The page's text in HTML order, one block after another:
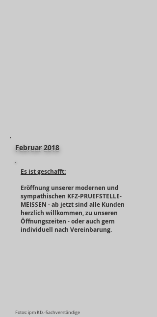
Februar 2018
Es ist geschafft:
Eröffnung unserer modernen und
sympathischen KFZ-PRUEFSTELLE-
MEISSEN - ab jetzt sind alle Kunden
herzlich willkommen, zu unseren
Öffnungszeiten - oder auch gern
individuell nach Vereinbarung.
Fotos: ipm Kfz.-Sachverständige